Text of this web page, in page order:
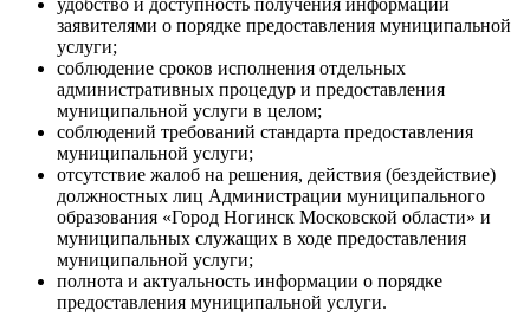
заявителями о порядке предоставления муниципальной
услуги;
соблюдение сроков исполнения отдельных
административных процедур и предоставления
муниципальной услуги в целом;
соблюдений требований стандарта предоставления
муниципальной услуги;
отсутствие жалоб на решения, действия (бездействие)
должностных лиц Администрации муниципального
образования «Город Ногинск Московской области» и
муниципальных служащих в ходе предоставления
муниципальной услуги;
полнота и актуальность информации о порядке
предоставления муниципальной услуги.